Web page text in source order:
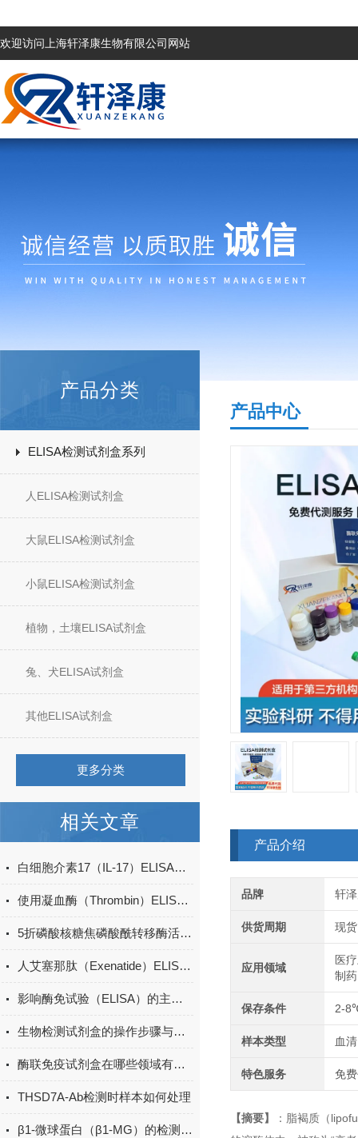
欢迎访问上海轩泽康生物有限公司网站
产品分类
ELISA检测试剂盒系列
人ELISA检测试剂盒
大鼠ELISA检测试剂盒
小鼠ELISA检测试剂盒
植物，土壤ELISA试剂盒
兔、犬ELISA试剂盒
其他ELISA试剂盒
更多分类
相关文章
白细胞介素17（IL-17）ELISA试剂盒的特点及优势
使用凝血酶（Thrombin）ELISA试剂盒时，需要注意哪些关键步骤？
5折磷酸核糖焦磷酸酰转移酶活性检测试剂盒
人艾塞那肽（Exenatide）ELISA试剂盒升级
影响酶免试验（ELISA）的主要因素有哪些
生物检测试剂盒的操作步骤与实验注意事项
酶联免疫试剂盒在哪些领域有广泛应用？
THSD7A-Ab检测时样本如何处理
β1-微球蛋白（β1-MG）的检测方法有哪些？
产品中心
产品介绍
品牌 轩
供货周期 现货
应用领域
医
制药
保存条件 2-
样本类型 血
特色服务 免
【摘要】
：脂褐质（